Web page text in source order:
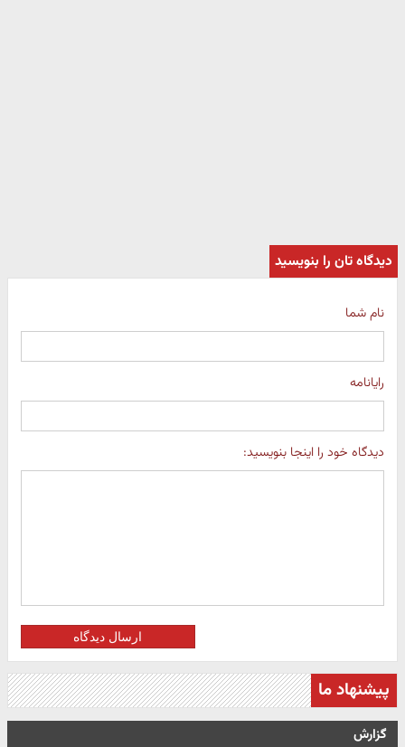
دیدگاه تان را بنویسید
نام شما
رایانامه
دیدگاه خود را اینجا بنویسید:
ارسال دیدگاه
پیشنهاد ما
گزارش